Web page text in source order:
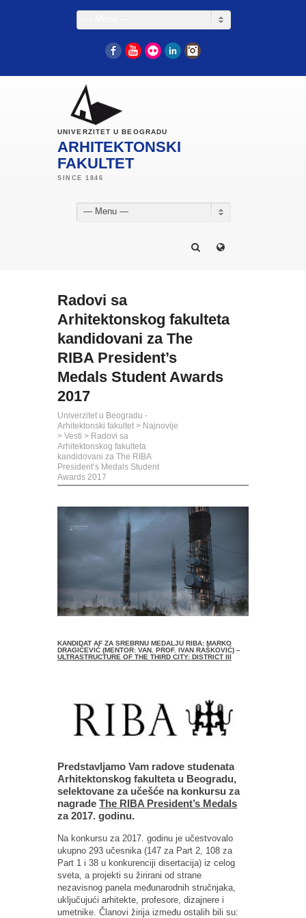
FacebookYouTube
Flickr LinkedIn
UNIVERZITET U BEOGRADU
ARHITEKTONSKI
FAKULTET
— Menu —
Radovi sa
Arhitektonskog fakulteta
kandidovani za The
RIBA President’s
Medals Student Awards
2017
Univerzitet u Beogradu -
Arhitektonski fakultet > Najnovije
> Vesti > Radovi sa
Arhitektonskog fakulteta
kandidovani za The RIBA
President’s Medals Student
Awards 2017
KANDIDAT AF ZA SREBRNU MEDALJU RIBA: MARKO
DRAGIČEVIĆ (MENTOR: VAN. PROF. IVAN RAŠKOVIĆ) –
ULTRASTRUCTURE OF THE THIRD CITY: DISTRICT III
Predstavljamo Vam radove studenata
Arhitektonskog fakulteta u Beogradu,
selektovane za učešće na konkursu za
nagrade The RIBA President’s Medals
za 2017. godinu.
Na konkursu za 2017. godinu je učestvovalo
ukupno 293 učesnika (147 za Part 2, 108 za
Part 1 i 38 u konkurenciji disertacija) iz celog
sveta, a projekti su žirirani od strane
nezavisnog panela međunarodnih stručnjaka,
uključujući arhitekte, profesore, dizajnere i
umetnike. Članovi žirija između ostalih bili su: